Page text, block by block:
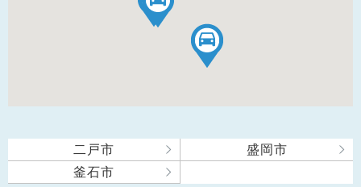
二戸市
盛岡市
釜石市